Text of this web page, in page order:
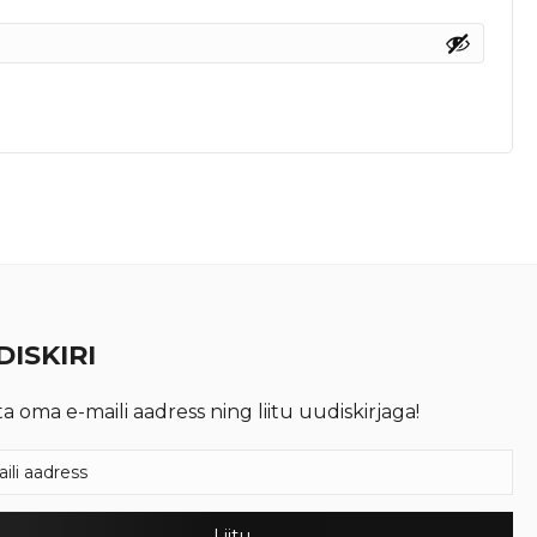
oma e-maili aadress ning liitu uudiskirjaga!